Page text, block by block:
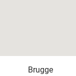
Brugge